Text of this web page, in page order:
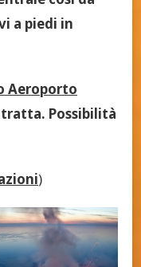
a piedi in
Aeroporto
tratta. Possibilità
)